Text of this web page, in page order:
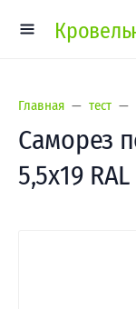
Главная тест
Саморез
5,5х19